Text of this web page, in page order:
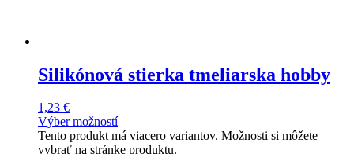
Silikónová stierka tmeliarska hobby
1,23 €
Výber možností
Tento produkt má viacero variantov. Možnosti si môžete
vybrať na stránke produktu.